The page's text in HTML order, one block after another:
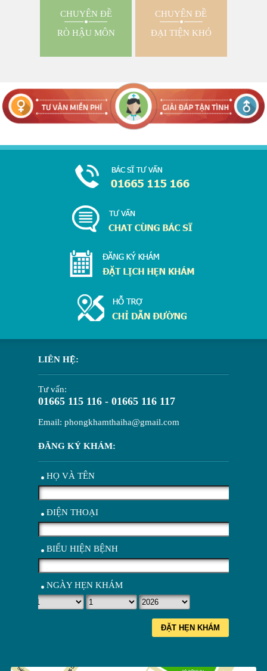
CHUYÊN ĐỀ
RÒ HẬU MÔN
CHUYÊN ĐỀ
ĐẠI TIỆN KHÓ
LIÊN HỆ:
Tư vấn:
01665 115 116 - 01665 116 117
Email: phongkhamthaiha@gmail.com
ĐĂNG KÝ KHÁM:
HỌ VÀ TÊN
ĐIỆN THOẠI
BIỂU HIỆN BỆNH
NGÀY HẸN KHÁM
ĐẶT HẸN KHÁM